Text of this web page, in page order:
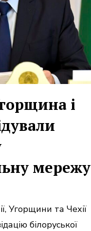
і
мережу
Угорщини та Чехії
білоруської